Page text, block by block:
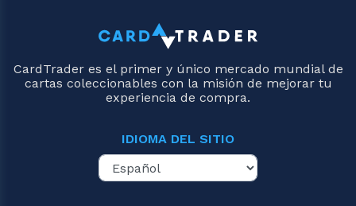
CardTrader es el primer y único mercado mundial de
cartas coleccionables con la misión de mejorar tu
experiencia de compra.
IDIOMA DEL SITIO